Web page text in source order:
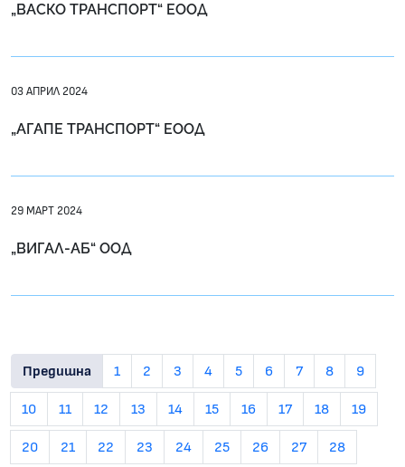
„ВАСКО ТРАНСПОРТ“ ЕООД
03 АПРИЛ 2024
„АГАПЕ ТРАНСПОРТ“ ЕООД
29 МАРТ 2024
„ВИГАЛ-АБ“ ООД
Предишна 1 2 3 4 5 6 7 8 9
10 11 12 13 14 15 16 17 18 19
20 21 22 23 24 25 26 27 28